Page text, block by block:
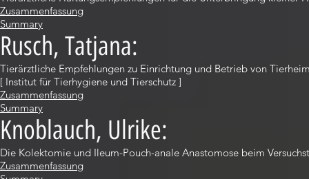
Zusammenfassung
Summary
Rusch, Tatjana:
Tierärztliche Empfehlungen zu Einrichtung und Betrieb von
[ Institut für Tierhygiene und Tierschutz ]
Zusammenfassung
Summary
Knoblauch, Ulrike:
Die Kolektomie und Ileum-Pouch-anale Anastomose beim
Zusammenfassung